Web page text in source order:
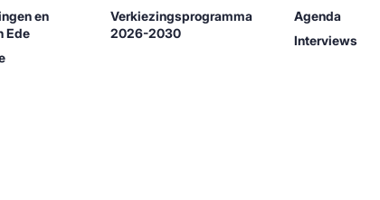
en
Ede
Verkiezingsprogramma
2026-2030
Agenda
Interviews